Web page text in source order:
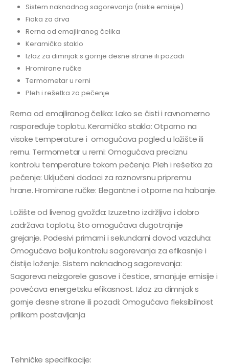
Sistem naknadnog sagorevanja (niske emisije)
Fioka za drva
Rerna od emajliranog čelika
Keramičko staklo
Izlaz za dimnjak s gornje desne strane ili pozadi
Hromirane ručke
Termometar u rerni
Pleh i rešetka za pečenje
Rerna od emajliranog čelika: Lako se čisti i ravnomerno
raspoređuje toplotu.Keramičko staklo: Otporno na
visoke temperature i omogućava pogled u ložište ili
rernu. Termometar u rerni: Omogućava preciznu
kontrolu temperature tokom pečenja. Pleh i rešetka za
pečenje: Uključeni dodaci za raznovrsnu pripremu
hrane.Hromirane ručke: Elegantne i otporne na habanje.
Ložište od livenog gvožđa: Izuzetno izdržljivo i dobro
zadržava toplotu, što omogućava dugotrajnije
grejanje. Podesivi primarni i sekundarni dovod vazduha:
Omogućava bolju kontrolu sagorevanja za efikasnije i
čistije loženje.Sistem naknadnog sagorevanja:
Sagoreva neizgorele gasove i čestice, smanjuje emisije i
povećava energetsku efikasnost. Izlaz za dimnjak s
gornje desne strane ili pozadi: Omogućava fleksibilnost
prilikom postavljanja
Tehničke specifikacije: